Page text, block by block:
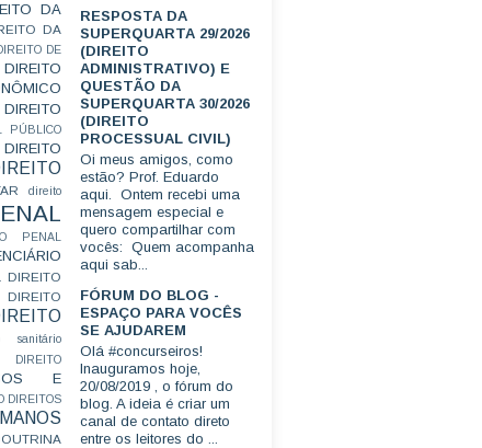
DA
DA
DE
DIREITO
DIREITO
PÚBLICO
DIREITO
direito
PENAL
DIREITO
DIREITO
sanitário
DIREITO
E
DIREITOS
RESPOSTA DA
SUPERQUARTA 29/2026
(DIREITO
ADMINISTRATIVO) E
QUESTÃO DA
SUPERQUARTA 30/2026
(DIREITO
PROCESSUAL CIVIL)
Oi meus amigos, como
estão? Prof. Eduardo
aqui. Ontem recebi uma
mensagem especial e
quero compartilhar com
vocês: Quem acompanha
aqui sab...
FÓRUM DO BLOG -
ESPAÇO PARA VOCÊS
SE AJUDAREM
Olá #concurseiros!
Inauguramos hoje,
20/08/2019 , o fórum do
blog. A ideia é criar um
canal de contato direto
entre os leitores do ...